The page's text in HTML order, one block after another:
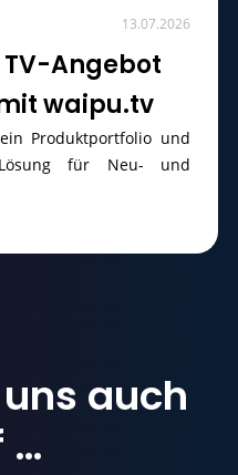
13.07.2026
TV-Angebot
waipu.tv
Produktportfolio und
für Neu- und
auch
…